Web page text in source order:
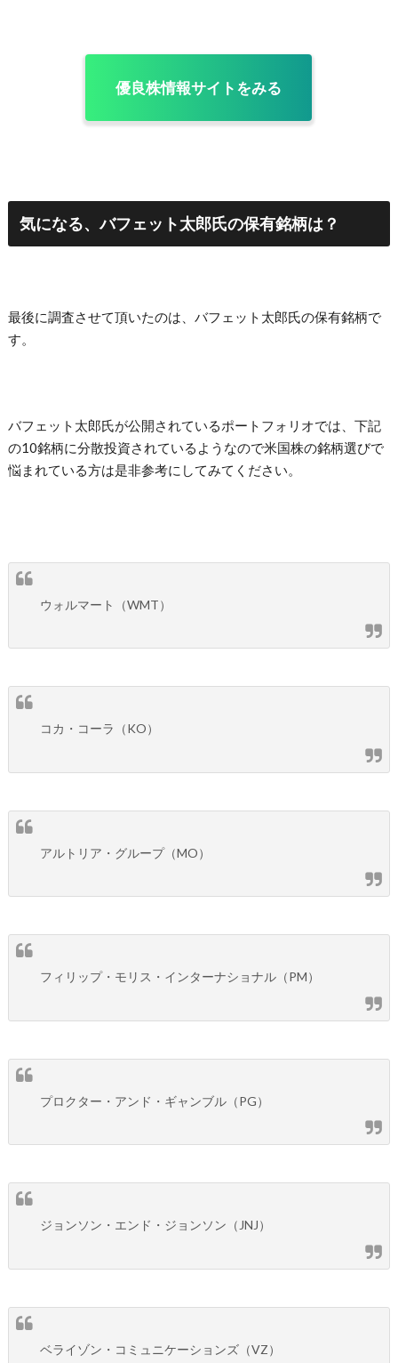
優良株情報サイトをみる
気になる、バフェット太郎氏の保有銘柄は？
最後に調査させて頂いたのは、バフェット太郎氏の保有銘柄で
す。
バフェット太郎氏が公開されているポートフォリオでは、下記
の10銘柄に分散投資されているようなので米国株の銘柄選びで
悩まれている方は是非参考にしてみてください。
ウォルマート（WMT）
コカ・コーラ（KO）
アルトリア・グループ（MO）
フィリップ・モリス・インターナショナル（PM）
プロクター・アンド・ギャンブル（PG）
ジョンソン・エンド・ジョンソン（JNJ）
ベライゾン・コミュニケーションズ（VZ）